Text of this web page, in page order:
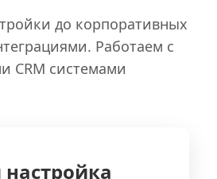
до корпоративных
Работаем с
CRM системами
настройка